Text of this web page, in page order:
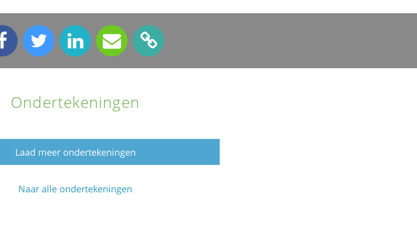
Ondertekeningen
Laad meer ondertekeningen
Naar alle ondertekeningen